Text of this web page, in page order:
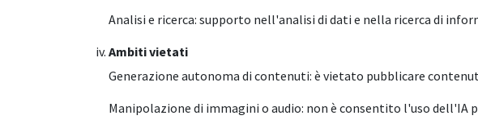
Analisi e ricerca: supporto nell'analisi di dati e nella ricerca di
Ambiti vietati
Generazione autonoma di contenuti: è vietato pubblicare
Manipolazione di immagini o audio: non è consentito l'uso dell'IA